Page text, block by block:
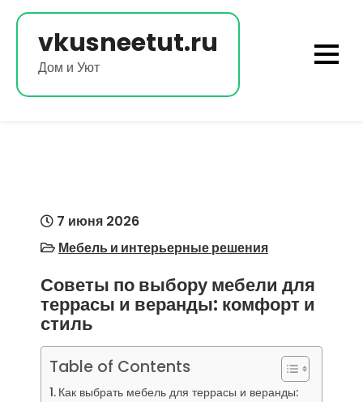
Перейти
содержимому
vkusneetut.ru
Дом и Уют
7 июня 2026
Мебель и интерьерные решения
Советы по выбору мебели для
террасы и веранды: комфорт и
стиль
Table of Contents
Как выбрать мебель для террасы и веранды: